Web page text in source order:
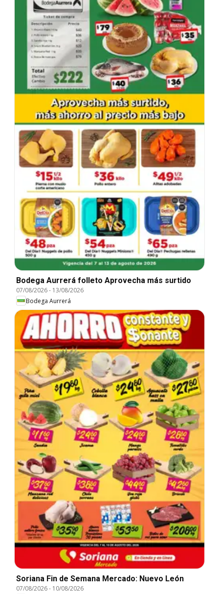
Bodega Aurrerá folleto Aprovecha más surtido
07/08/2026- 13/08/2026
Bodega Aurrerá
Soriana Fin de Semana Mercado: Nuevo León
07/08/2026- 10/08/2026